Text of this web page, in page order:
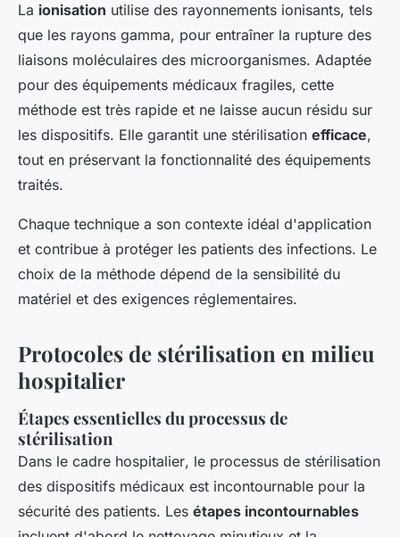
La ionisation utilise des rayonnements ionisants, tels
que les rayons gamma, pour entraîner la rupture des
liaisons moléculaires des microorganismes. Adaptée
pour des équipements médicaux fragiles, cette
méthode est très rapide et ne laisse aucun résidu sur
les dispositifs. Elle garantit une stérilisation efficace,
tout en préservant la fonctionnalité des équipements
traités.
Chaque technique a son contexte idéal d'application
et contribue à protéger les patients des infections. Le
choix de la méthode dépend de la sensibilité du
matériel et des exigences réglementaires.
Protocoles de stérilisation en milieu
hospitalier
Étapes essentielles du processus de
stérilisation
Dans le cadre hospitalier, le processus de stérilisation
des dispositifs médicaux est incontournable pour la
sécurité des patients. Les étapes incontournables